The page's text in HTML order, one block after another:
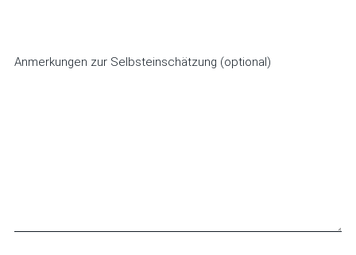
Anmerkungen zur Selbsteinschätzung (optional)